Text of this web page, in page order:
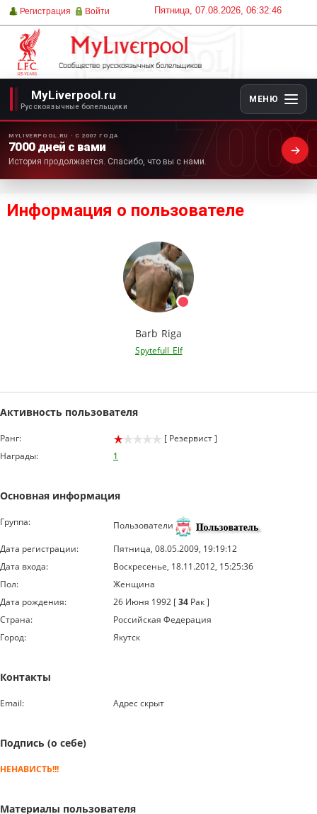
Пятница, 07.08.2026, 06:32:46
Регистрация Войти
MyLiverpool.ru
Русскоязычные болельщики
МЕНЮ
MYLIVERPOOL.RU · С 2007 ГОДА
7000 дней с вами
История продолжается. Спасибо, что вы с нами.
Информация о пользователе
Barb Riga
Spytefull_Elf
Активность пользователя
Ранг:
[ Резервист ]
Награды:
1
Основная информация
Группа:
Пользователи
Дата регистрации:
Пятница, 08.05.2009, 19:19:12
Дата входа:
Воскресенье, 18.11.2012, 15:25:36
Пол:
Женщина
Дата рождения:
26 Июня 1992 [34 Рак ]
Страна:
Российская Федерация
Город:
Якутск
Контакты
Email: Адрес скрыт
Подпись (о себе)
НЕНАВИСТЬ!!!
Материалы пользователя